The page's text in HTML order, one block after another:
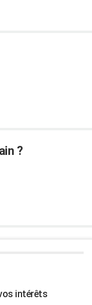
?
intérêts